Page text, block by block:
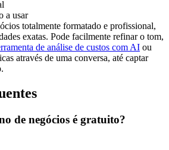
a usar
totalmente formatado e profissional,
exatas. Pode facilmente refinar o tom,
de análise de custos com AI ou
através de uma conversa, até captar
de negócios é gratuito?